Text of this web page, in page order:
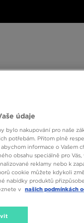
údaje
bylo nakupování pro naše
potřebám. Přitom plně
informace o Vašem
obsahu speciálně pro
reklamy nebo k
cookie můžete kdykoli
nabídky produktů
v našich podmínkách